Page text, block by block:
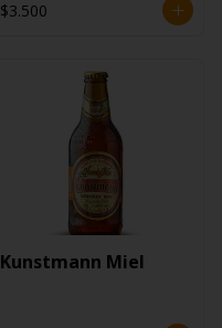
$3.500
Kunstmann Miel